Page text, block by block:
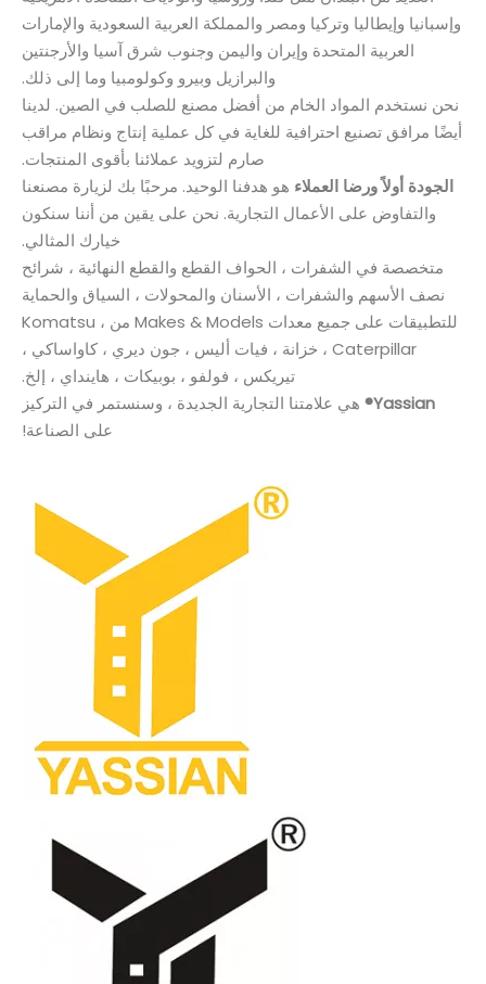
وإسبانيا وإيطاليا وتركيا ومصر والمملكة العربية السعودية والإمارات
العربية المتحدة وإيران واليمن وجنوب شرق آسيا والأرجنتين
والبرازيل وبيرو وكولومبيا وما إلى ذلك.
نحن نستخدم المواد الخام من أفضل مصنع للصلب في الصين. لدينا
أيضًا مرافق تصنيع احترافية للغاية في كل عملية إنتاج ونظام مراقب
صارم لتزويد عملائنا بأقوى المنتجات.
الجودة أولاًورضا العملاء هو هدفنا الوحيد. مرحبًا بك لزيارة مصنعنا
والتفاوض على الأعمال التجارية. نحن على يقين من أننا سنكون
خيارك المثالي.
متخصصة في الشفرات ، الحواف القطع والقطع النهائية ، شرائح
نصف الأسهم والشفرات ، الأسنان والمحولات ، السياق والحماية
للتطبيقات على جميع معدات Makes & Models من Komatsu ،
Caterpillar ، خزانة ، فيات أليس ، جون ديري ، كاواساكي ،
تيريكس ، فولفو ، بوبيكات ، هاينداي ، إلخ.
Yassian®
هي علامتنا التجارية الجديدة ، وسنستمر في التركيز
على الصناعة!